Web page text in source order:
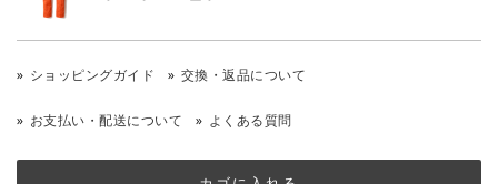
ショッピングガイド 交換・返品について
お支払い・配送について よくある質問